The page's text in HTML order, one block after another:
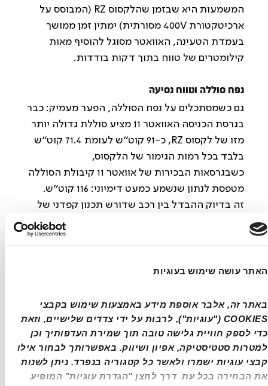
האתר עושה שימוש בעוגיות
המשמעות היא שבזמן שהלקסוס RZ (המבוסס על
ארכיטקטורת 400V מסורתית) ימתין זמן ממושך
בעמדת הטעינה, האוואטר מסוגל להוסיף מאות
קילומטרים של טווח בתוך דקות בודדות.
נפח סוללה וטווח נסיעה
גם כשמסתכלים על נפח הסוללה, הפער מעמיק: כבר
בגרסת הכניסה האוואטר 11 מציע סוללת גדולה יותר
מזו של לקסוס RZ, כ-91 קוט״ש לעומת 71.4 קוט"ש
בלבד בכל רמות הגימור של הלקסוס,
כשבגרסאות הבכירות של אוואטר 11 קיבולת הסוללה
מטפסת לנתון שנשמע כמעט דימיוני: 116 קוט״ש.
זה בדיוק ההבדל בין רכב שדורש תכנון קפדני של
נסיעות ארוכות, לבין רכב שמאפשר שקט נפשי מלא
עם טווח נסיעה ריאלי שחוצה בפועל את רף ה-500
על פי המפרטים של גרסאות הכניסה, אוואטר 11
מפיקה 311 כ"ס ומזנקת מ-0 ל-100 קמ"ש ב-6.6
שניות. הלקסוס RZ בגרסת RZ350e מפיקה 224 כ"ס
ומבצעת את אותו זינוק ב-7.5 שניות. מדובר בהפרש
של כמעט 40% בכוח, מה שמעניק לאוואטר יכולת